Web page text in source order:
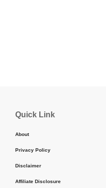
Quick Link
About
Privacy Policy
Disclaimer
Affiliate Disclosure